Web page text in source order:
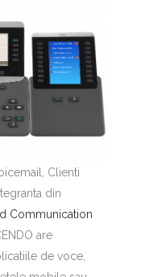
Clienti
din
Communication
are
de voce,